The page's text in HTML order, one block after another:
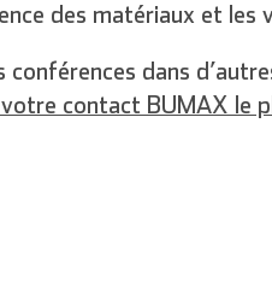
des matériaux et les
dans
contact BUMAX le